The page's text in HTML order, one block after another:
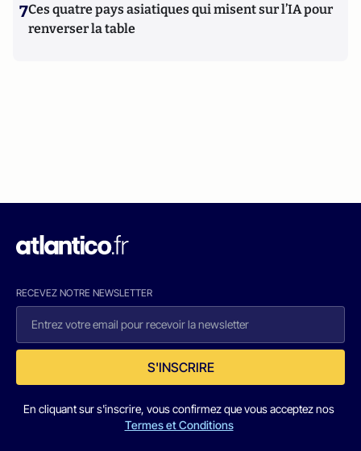
7Ces quatre pays asiatiques qui misent sur l’IA pour
renverser la table
RECEVEZ NOTRE NEWSLETTER
S'INSCRIRE
En cliquant sur s'inscrire, vous confirmez que vous acceptez nos
Termes et Conditions